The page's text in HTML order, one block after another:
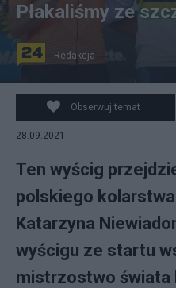
Katarzyna Niewiadoma z
WARNAND
Płakaliśmy ze
Redakcja
Obserwuj temat
28.09.2021
Ten wyścig
polskiego
Katarzyna
wyścigu ze startu
mistrzostwo świata